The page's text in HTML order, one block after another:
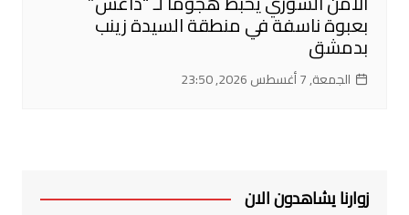
بعبوة ناسفة في منطقة السيدة زينب
بدمشق
الجمعة, 7 أغسطس 2026, 23:50
زوارنا يشاهدون الان